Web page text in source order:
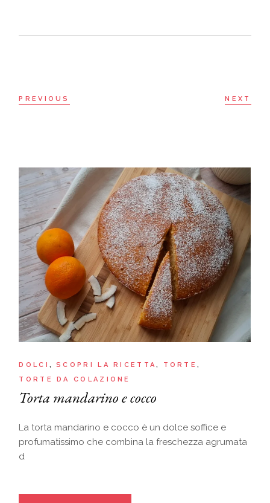
PREVIOUS NEXT
DOLCI SCOPRI LA RICETTA
TORTE
TORTE DA COLAZIONE
Torta mandarino e cocco
La torta mandarino e cocco è un dolce soffice e
profumatissimo che combina la freschezza agrumata
d